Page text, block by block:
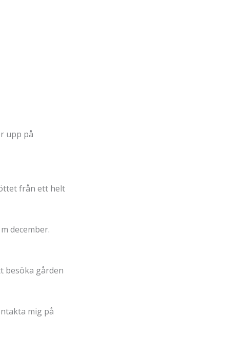
upp på
från ett helt
december.
besöka gården
mig på